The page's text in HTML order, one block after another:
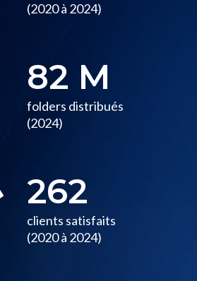
(2020 à 2024)
82 M
folders distribués
(2024)
262
clients satisfaits
(2020 à 2024)